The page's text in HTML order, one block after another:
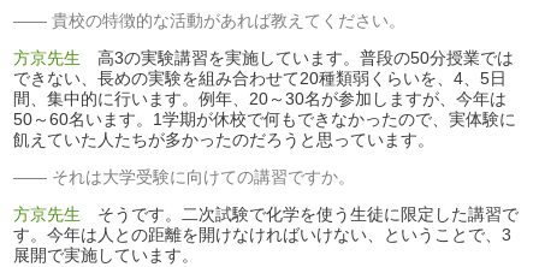
貴校の特徴的な活動があれば教えてください。
方京先生 高3の実験講習を実施しています。普段の50分授業では
できない、長めの実験を組み合わせて20種類弱くらいを、4、5日
間、集中的に行います。例年、20～30名が参加しますが、今年は
50～60名います。1学期が休校で何もできなかったので、実体験に
飢えていた人たちが多かったのだろうと思っています。
それは大学受験に向けての講習ですか。
方京先生 そうです。二次試験で化学を使う生徒に限定した講習で
す。今年は人との距離を開けなければいけない、ということで、3
展開で実施しています。